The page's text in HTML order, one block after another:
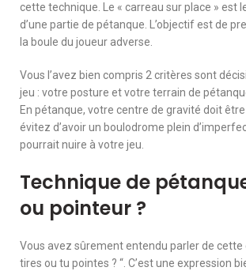
cette technique. Le « carreau sur place » est
d’une partie de pétanque. L’objectif est de
la boule du joueur adverse.
Vous l’avez bien compris 2 critères sont
jeu : votre posture et votre terrain de
En pétanque, votre centre de gravité doit être
évitez d’avoir un boulodrome plein
pourrait nuire à votre jeu.
Technique de
ou pointeur ?
Vous avez sûrement entendu parler de cette
tires ou tu pointes ? “. C’est une expression